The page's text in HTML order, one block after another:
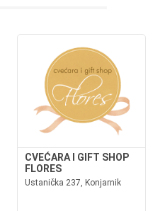
CVEĆARA I GIFT SHOP
FLORES
Ustanička 237, Konjarnik